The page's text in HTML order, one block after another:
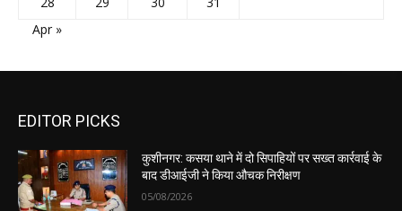
Apr »
EDITOR PICKS
कुशीनगर: कसया थाने में दो सिपाहियों पर सख्त कार्रवाई के
बाद डीआईजी ने किया औचक निरीक्षण
05/08/2026